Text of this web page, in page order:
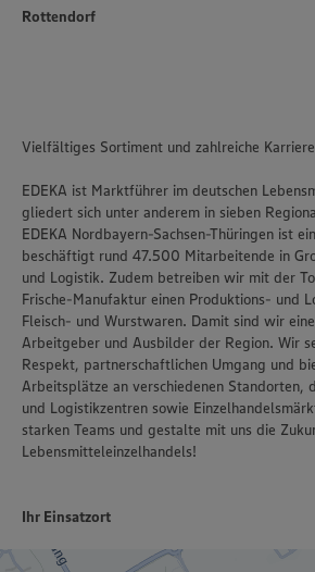
Rottendorf
Vielfältiges Sortiment und zahlreiche
EDEKA ist Marktführer im deutschen
gliedert sich unter anderem in sieben
EDEKA Nordbayern-Sachsen-Thüringen ist
beschäftigt rund 47.500 Mitarbeitende in
und Logistik. Zudem betreiben wir mit der
Frische-Manufaktur einen Produktions- und
Fleisch- und Wurstwaren. Damit sind wir
Arbeitgeber und Ausbilder der Region. Wir
Respekt, partnerschaftlichen Umgang und
Arbeitsplätze an verschiedenen Standorten,
und Logistikzentren sowie
starken Teams und gestalte mit uns die
Lebensmitteleinzelhandels!
Ihr Einsatzort